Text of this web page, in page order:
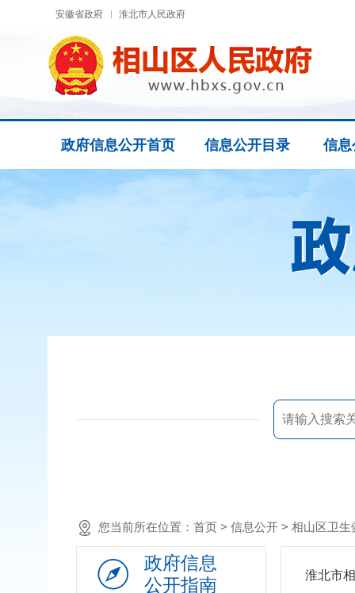
安徽省政府 淮北市人民政府
政府信息公开首页 信息公开目录 信息
您当前所在位置： 首页 > 信息公开 > 相山区卫
政府信息
公开指南
淮北市